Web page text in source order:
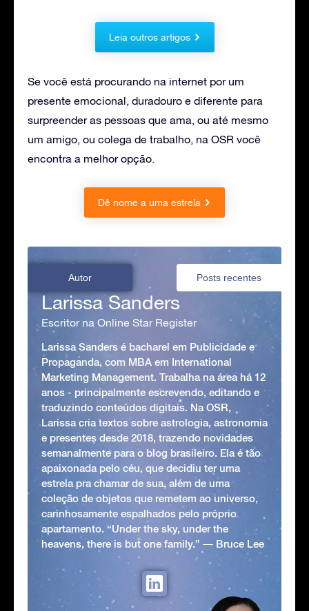
Leia outros artigos
Se você está procurando na internet por um
presente emocional, duradouro e diferente para
surpreender as pessoas que ama, ou até mesmo
um amigo, ou colega de trabalho, na OSR você
encontra a melhor opção.
Dê nome a uma estrela
Autor Posts recentes
Larissa Sanders
Escritor na Online Star Register
Larissa Sanders é bacharel em Publicidade e
Propaganda, com MBA em International
Marketing Management. Trabalha na área há 12
anos - principalmente escrevendo, editando e
traduzindo conteúdos digitais. Na OSR,
Larissa cria textos sobre astrologia, astronomia
e presentes desde 2018, trazendo novidades
semanalmente para o blog brasileiro. Ela é tão
apaixonada pelo céu, que decidiu ter uma
estrela pra chamar de sua, além de uma
coleção de objetos que remetem ao universo,
carinhosamente espalhados pelo próprio
apartamento. “Under the sky, under the
heavens, there is but one family.” ― Bruce Lee